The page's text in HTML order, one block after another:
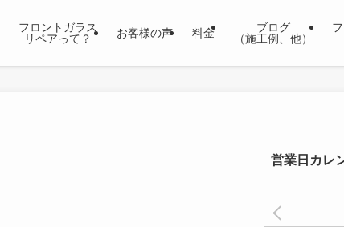
フロントガラス
リペアって？
お客様の声 料金
ブログ
（施工例、他）
営業日カレ